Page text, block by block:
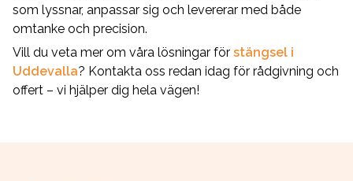
som lyssnar, anpassar sig och levererar med både
omtanke och precision.
Vill du veta mer om våra lösningar för stängsel i
Uddevalla? Kontakta oss redan idag för rådgivning och
offert – vi hjälper dig hela vägen!